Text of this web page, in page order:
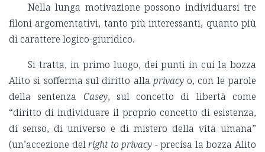
Nella lunga motivazione possono individuarsi tre
filoni argomentativi, tanto più interessanti, quanto più
di carattere logico-giuridico.
Si tratta, in primo luogo, dei punti in cui la bozza
Alito si sofferma sul diritto alla privacyo, con le parole
della sentenza Casey, sul concetto di libertà come
“diritto di individuare il proprio concetto di esistenza,
di senso, di universo e di mistero della vita umana”
(un’accezione delright to privacy - precisa la bozza Alito